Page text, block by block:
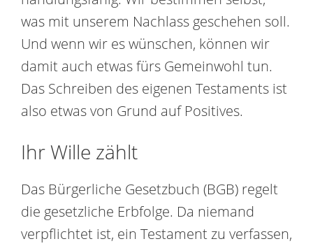
was mit unserem Nachlass geschehen soll.
Und wenn wir es wünschen, können wir
damit auch etwas fürs Gemeinwohl tun.
Das Schreiben des eigenen Testaments ist
also etwas von Grund auf Positives.
Ihr Wille zählt
Das Bürgerliche Gesetzbuch (BGB) regelt
die gesetzliche Erbfolge. Da niemand
verpflichtet ist, ein Testament zu verfassen,